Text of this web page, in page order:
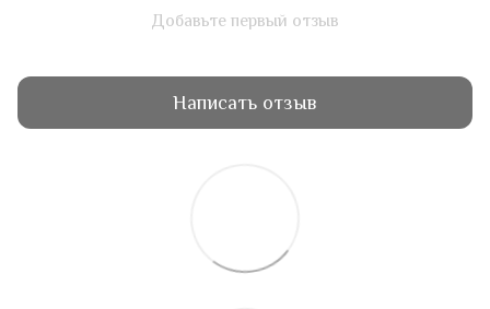
Добавьте первый отзыв
Написать отзыв